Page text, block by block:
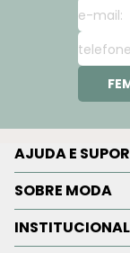
AJUDA E
SOBRE MODA
INSTITUCIONAL